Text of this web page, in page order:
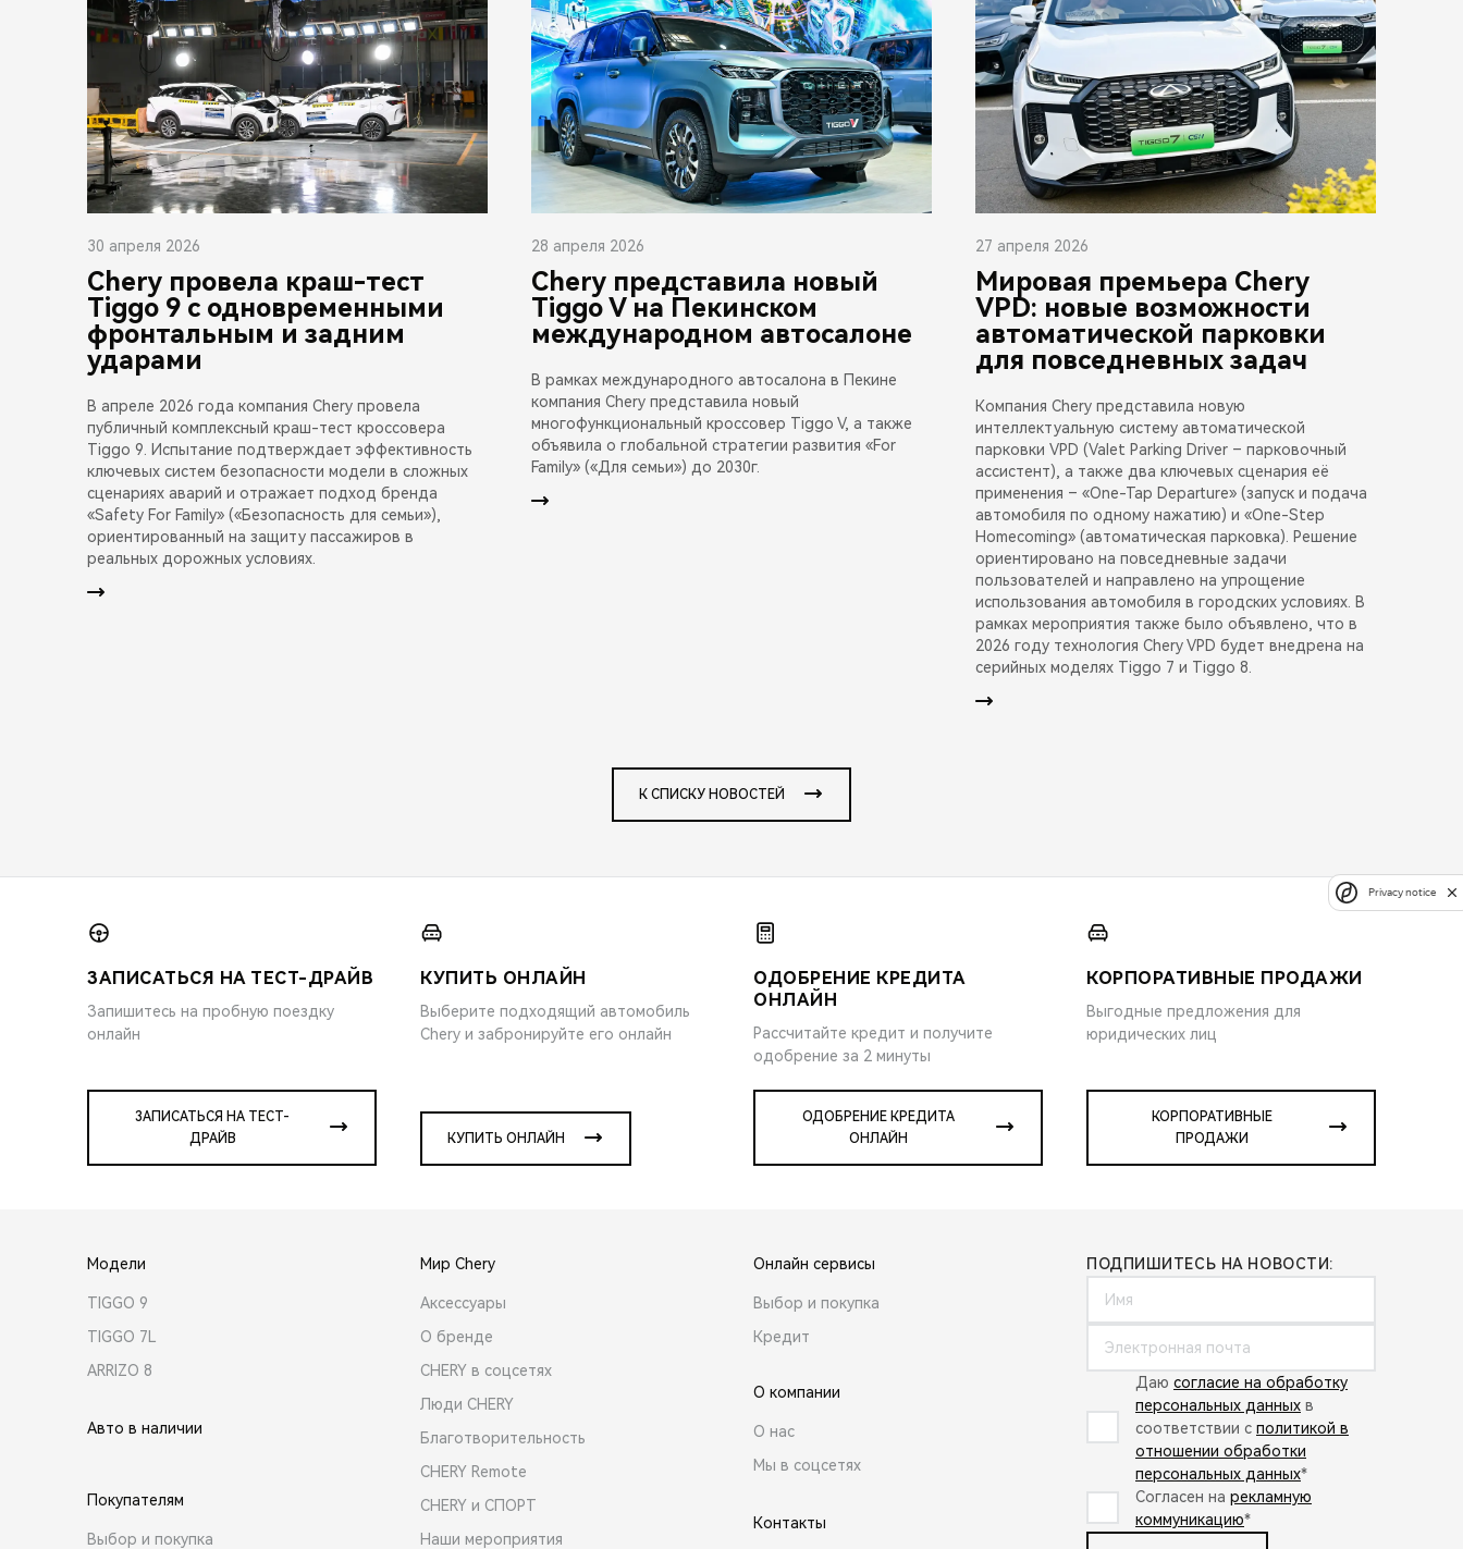
30 апреля 2026
Chery провела краш-тест
Tiggo 9 с одновременными
фронтальным и задним
ударами
В апреле 2026 года компания Chery провела
публичный комплексный краш-тест кроссовера
Tiggo 9. Испытание подтверждает эффективность
ключевых систем безопасности модели в сложных
сценариях аварий и отражает подход бренда
«Safety For Family» («Безопасность для семьи»),
ориентированный на защиту пассажиров в
реальных дорожных условиях.
28 апреля 2026
Chery представила новый
Tiggo V на Пекинском
международном автосалоне
В рамках международного автосалона в Пекине
компания Chery представила новый
многофункциональный кроссовер Tiggo V, а также
объявила о глобальной стратегии развития «For
Family» («Для семьи») до 2030г.
27 апреля 2026
Мировая премьера Chery
VPD: новые возможности
автоматической парковки
для повседневных задач
Компания Chery представила новую
интеллектуальную систему автоматической
парковки VPD (Valet Parking Driver – парковочный
ассистент), а также два ключевых сценария её
применения – «One-Tap Departure» (запуск и подача
автомобиля по одному нажатию) и «One-Step
Homecoming» (автоматическая парковка). Решение
ориентировано на повседневные задачи
пользователей и направлено на упрощение
использования автомобиля в городских условиях. В
рамках мероприятия также было объявлено, что в
2026 году технология Chery VPD будет внедрена на
серийных моделях Tiggo 7 и Tiggo 8.
К СПИСКУ НОВОСТЕЙ
ЗАПИСАТЬСЯ НА ТЕСТ-ДРАЙВ
Запишитесь на пробную поездку
онлайн
ЗАПИСАТЬСЯ НА ТЕСТ-
ДРАЙВ
КУПИТЬ ОНЛАЙН
Выберите подходящий автомобиль
Chery и забронируйте его онлайн
КУПИТЬ ОНЛАЙН
ОДОБРЕНИЕ КРЕДИТА
ОНЛАЙН
Рассчитайте кредит и получите
одобрение за 2 минуты
ОДОБРЕНИЕ КРЕДИТА
ОНЛАЙН
КОРПОРАТИВНЫЕ ПРОДАЖИ
Выгодные предложения для
юридических лиц
КОРПОРАТИВНЫЕ
ПРОДАЖИ
Модели
TIGGO 9
TIGGO 7L
ARRIZO 8
Авто в наличии
Покупателям
Выбор и покупка
Мир Chery
Аксессуары
О бренде
CHERY в соцсетях
Люди CHERY
Благотворительность
CHERY Remote
CHERY и СПОРТ
Наши мероприятия
Онлайн сервисы
Выбор и покупка
Кредит
О компании
О нас
Мы в соцсетях
Контакты
ПОДПИШИТЕСЬ НА НОВОСТИ:
Даю согласие на обработку
персональных данных в
соответствии с политикой в
отношении обработки
персональных данных*
Согласен на рекламную
коммуникацию*
Privacy notice